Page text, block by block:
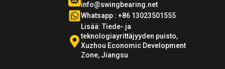
info@swingbearing.net
Whatsapp : +86 13023501555
Lisää: Tiede- ja
teknologiayrittäjyyden puisto,
Xuzhou Economic Development
Zone, Jiangsu